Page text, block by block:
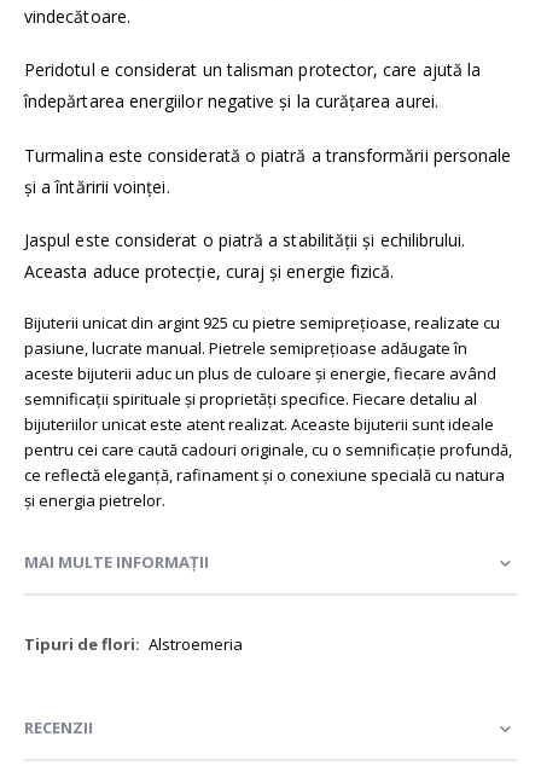
vindecătoare.
Peridotul e considerat un talisman protector, care ajută la
îndepărtarea energiilor negative și la curățarea aurei.
Turmalina este considerată o piatră a transformării personale
și a întăririi voinței.
Jaspul este considerat o piatră a stabilității și echilibrului.
Aceasta aduce protecție, curaj și energie fizică.
Bijuterii unicat din argint 925 cu pietre semiprețioase, realizate cu
pasiune, lucrate manual. Pietrele semiprețioase adăugate în
aceste bijuterii aduc un plus de culoare și energie, fiecare având
semnificații spirituale și proprietăți specifice. Fiecare detaliu al
bijuteriilor unicat este atent realizat. Aceaste bijuterii sunt ideale
pentru cei care caută cadouri originale, cu o semnificație profundă,
ce reflectă eleganță, rafinament și o conexiune specială cu natura
și energia pietrelor.
MAI MULTE INFORMAȚII
Mai
Alstroemeria
RECENZII